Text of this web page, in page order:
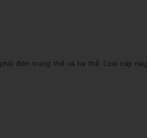
điện trung thế và hạ thế. Loại cáp này